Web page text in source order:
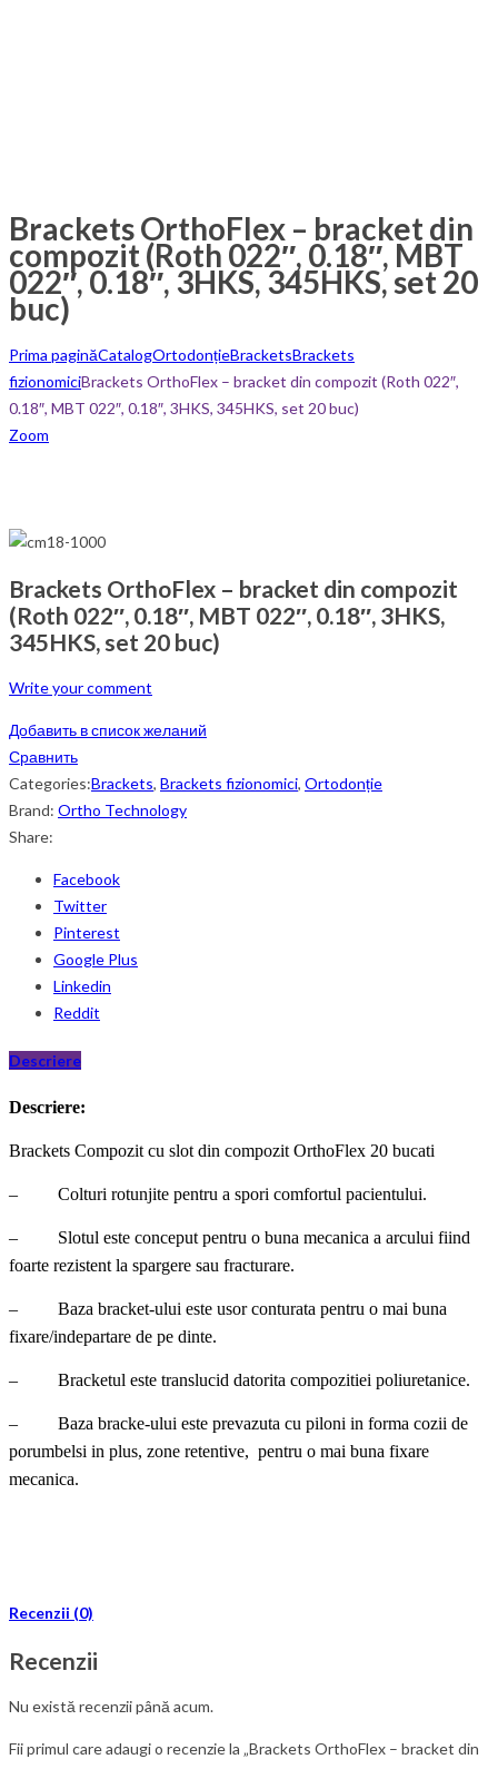
Brackets OrthoFlex – bracket din
compozit (Roth 022″, 0.18″, MBT
022″, 0.18″, 3HKS, 345HKS, set 20
buc)
Prima paginăCatalogOrtodonțieBracketsBrackets
fizionomiciBrackets OrthoFlex – bracket din compozit (Roth 022″,
0.18″, MBT 022″, 0.18″, 3HKS, 345HKS, set 20 buc)
Zoom
Brackets OrthoFlex – bracket din compozit
(Roth 022″, 0.18″, MBT 022″, 0.18″, 3HKS,
345HKS, set 20 buc)
Write your comment
Добавить в список желаний
Сравнить
Categories:Brackets, Brackets fizionomici, Ortodonție
Brand: Ortho Technology
Share:
Facebook
Twitter
Pinterest
Google Plus
Linkedin
Reddit
Descriere
Descriere:
Brackets Compozit cu slot din compozit OrthoFlex 20 bucati
– Colturi rotunjite pentru a spori comfortul pacientului.
– Slotul este conceput pentru o buna mecanica a arcului fiind
foarte rezistent la spargere sau fracturare.
– Baza bracket-ului este usor conturata pentru o mai buna
fixare/indepartare de pe dinte.
– Bracketul este translucid datorita compozitiei poliuretanice.
– Baza bracke-ului este prevazuta cu piloni in forma cozii de
porumbelsi in plus, zone retentive, pentru o mai buna fixare
mecanica.
Recenzii (0)
Recenzii
Nu există recenzii până acum.
Fii primul care adaugi o recenzie la „Brackets OrthoFlex – bracket din